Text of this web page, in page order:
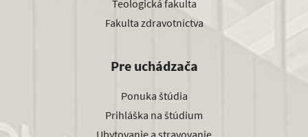
Teologická fakulta
Fakulta zdravotníctva
Pre uchádzača
Ponuka štúdia
Prihláška na štúdium